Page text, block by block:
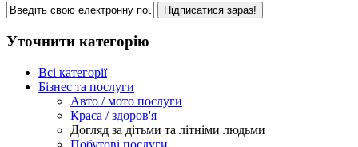
Підписатися зараз!
Уточнити категорію
Всі категорії
Бізнес та послуги
Авто / мото послуги
Краса / здоров'я
Догляд за дітьми та літніми людьми
Побутові послуги